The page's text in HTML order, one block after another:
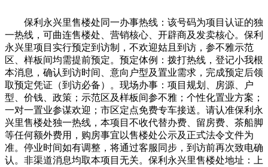
保利永兴里售楼处同一办事热线：该号码为项目认证的独
一热线，可曲连售楼处、营销核心、开辟商及发卖核心。保利
永兴里项目实行预定到访制，不欢迎姑且到访，参不雅示范
区、样板间均需提前预定。预定体例：拨打热线，登记小我根
本消息，确认到访时间、意向户型及置业需求，完成预定后领
取预定凭证（到访必备）。现场办事：项目规划、房源、户
型、价钱、政策；示范区及样板间参不雅；个性化置业方案；
一对一置业参谋欢迎；市区定点免费专车接送。请认准保利永
兴里售楼处独一热线，本项目不收代替办费、留房费、茶船脚
等任何额外费用，购房事宜以售楼处公示及正式法令文件为
准。停业时间如有调整，将通过客服同步，到访前再次致电确
认。非渠道消息均取本项目无关。保利永兴里售楼处地址：上